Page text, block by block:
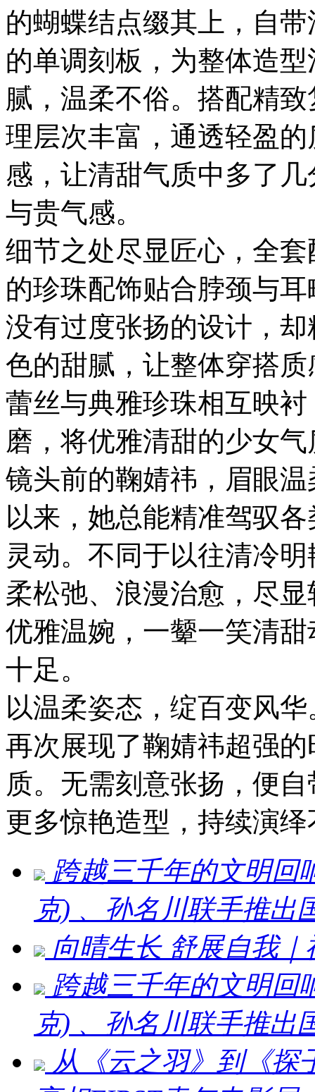
的蝴蝶结点缀其上，自
的单调刻板，为整体造
腻，温柔不俗。搭配精
理层次丰富，通透轻盈
感，让清甜气质中多了
与贵气感。
细节之处尽显匠心，全
的珍珠配饰贴合脖颈与
没有过度张扬的设计，
色的甜腻，让整体穿搭
蕾丝与典雅珍珠相互映
磨，将优雅清甜的少女
镜头前的鞠婧祎，眉眼
以来，她总能精准驾驭
灵动。不同于以往清冷
柔松弛、浪漫治愈，尽
优雅温婉，一颦一笑清
十足。
以温柔姿态，绽百变风
再次展现了鞠婧祎超强
质。无需刻意张扬，便
更多惊艳造型，持续演
跨越三千年的文明回
克) 、孙名川联手推出
向晴生长 舒展自我
跨越三千年的文明回
克) 、孙名川联手推出
从《云之羽》到《探